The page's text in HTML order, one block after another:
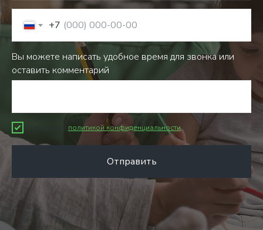
+7
Вы можете написать удобное время для звонка или
оставить комментарий
политикой конфиденциальности
Отправить